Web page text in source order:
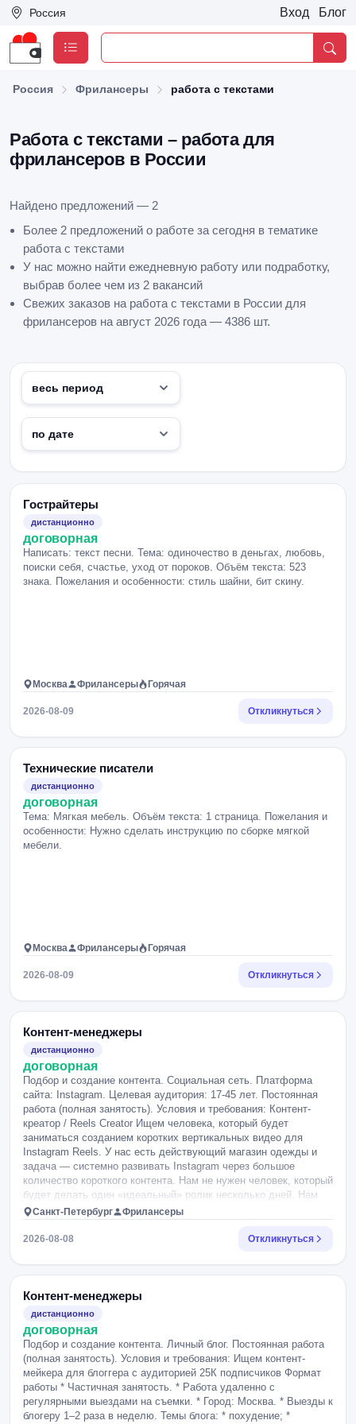
Россия Вход Блог
Россия Фрилансеры работа с текстами
Работа с текстами – работа для
фрилансеров в России
Найдено предложений — 2
Более 2 предложений о работе за сегодня в тематике
работа с текстами
У нас можно найти ежедневную работу или подработку,
выбрав более чем из 2 вакансий
Свежих заказов на работа с текстами в России для
фрилансеров на август 2026 года — 4386 шт.
Гострайтеры
дистанционно
договорная
Написать: текст песни. Тема: одиночество в деньгах, любовь,
поиски себя, счастье, уход от пороков. Объём текста: 523
знака. Пожелания и особенности: стиль шайни, бит скину.
Москва Фрилансеры Горячая
2026-08-09 Откликнуться
Технические писатели
дистанционно
договорная
Тема: Мягкая мебель. Объём текста: 1 страница. Пожелания и
особенности: Нужно сделать инструкцию по сборке мягкой
мебели.
Москва Фрилансеры Горячая
2026-08-09 Откликнуться
Контент-менеджеры
дистанционно
договорная
Подбор и создание контента. Социальная сеть. Платформа
сайта: Instagram. Целевая аудитория: 17-45 лет. Постоянная
работа (полная занятость). Условия и требования: Контент-
креатор / Reels Creator Ищем человека, который будет
заниматься созданием коротких вертикальных видео для
Instagram Reels. У нас есть действующий магазин одежды и
задача — системно развивать Instagram через большое
количество короткого контента. Нам не нужен человек, который
будет делать один «идеальный» ролик несколько дней. Нам
нужен быстрый, активный и насмотренный контент-креатор,
который готов каждый день тестировать много разных идей и
форматов. Что нужно делать Основная задача — ежедневно
постоянно мониторить Instagram Reels, TikTok, YouTube Shorts
просто необычные форматы; — замечать тренды, мемы,
визуальные приёмы, хуки и механики, которые набирают
идею под нашу тематику; — самостоятельно собирать
короткие ролики; — делать простой и динамичный монтаж; —
добавлять текст, музыку, субтитры и другие необходимые
элементы; — самостоятельно публиковать готовые ролики; —
следить за статистикой; — анализировать, какие форматы
работают лучше; — повторять удачные механики и постоянно
Санкт-Петербург Фрилансеры
2026-08-08 Откликнуться
Контент-менеджеры
дистанционно
договорная
Подбор и создание контента. Личный блог. Постоянная работа
(полная занятость). Условия и требования: Ищем контент-
мейкера для блоггера с аудиторией 25К подписчиков Формат
работы * Частичная занятость. * Работа удаленно с
регулярными выездами на съемки. * Город: Москва. * Выезды к
блогеру 1–2 раза в неделю. Темы блога: * похудение; *